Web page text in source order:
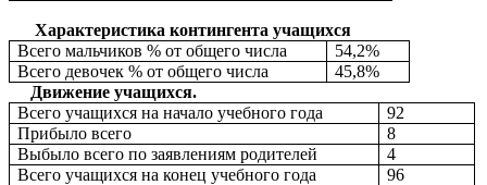
Характеристика контингента учащихся
Всего мальчиков % от общего числа
54,2%
Всего девочек % от общего числа
45,8%
Движение учащихся.
Всего учащихся на начало учебного года
92
Прибыло всего
8
Выбыло всего по заявлениям родителей
4
Всего учащихся на конец учебного года
96